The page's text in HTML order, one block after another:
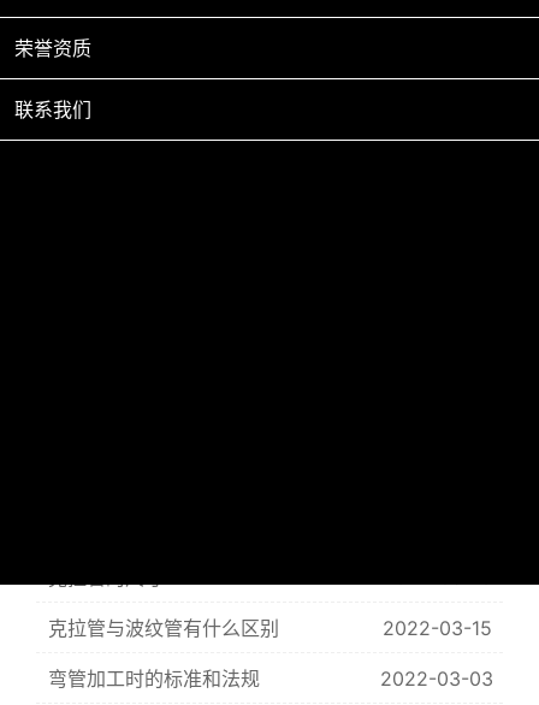
荣誉资质
联系我们
克拉管与波纹管有什么区别 2022-03-15
弯管加工时的标准和法规 2022-03-03